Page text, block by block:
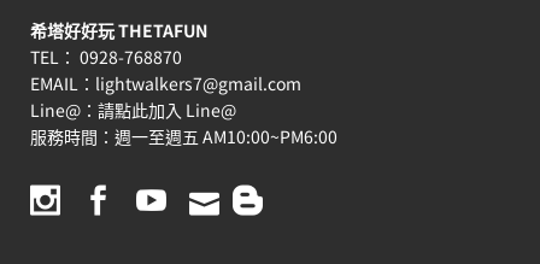
希塔好好玩 THETAFUN
TEL： 0928-768870
EMAIL： lightwalkers7@gmail.com
Line@： 請點此加入 Line@
服務時間：週一至週五 AM10:00~PM6:00